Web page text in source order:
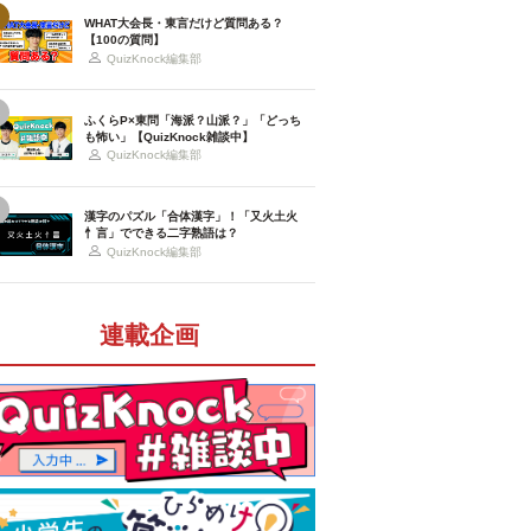
WHAT大会長・東言だけど質問ある？
【100の質問】
QuizKnock編集部
ふくらP×東問「海派？山派？」「どっち
も怖い」【QuizKnock雑談中】
QuizKnock編集部
漢字のパズル「合体漢字」！「又火土火
忄言」でできる二字熟語は？
QuizKnock編集部
連載企画